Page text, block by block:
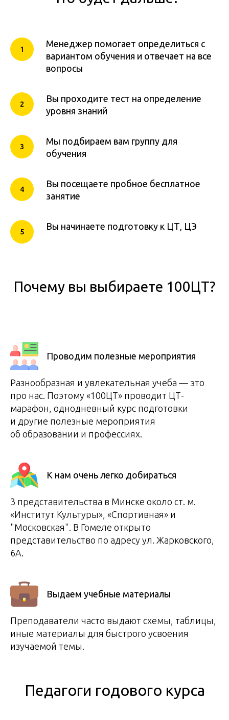
Менеджер помогает определиться с
вариантом обучения и отвечает на все
вопросы
Вы проходите тест на определение
уровня знаний
Мы подбираем вам группу для
обучения
Вы посещаете пробное бесплатное
занятие
Вы начинаете подготовку к ЦТ, ЦЭ
Почему вы выбираете 100ЦТ?
Проводим полезные мероприятия
Разнообразная и увлекательная учеба — это
про нас. Поэтому «100ЦТ» проводит ЦТ-
марафон, однодневный курс подготовки
и другие полезные мероприятия
об образовании и профессиях.
К нам очень легко добираться
3 представительства в Минске около ст. м.
«Институт Культуры», «Спортивная» и
"Московская". В Гомеле открыто
представительство по адресу ул. Жарковского,
6А.
Выдаем учебные материалы
Преподаватели часто выдают схемы, таблицы,
иные материалы для быстрого усвоения
изучаемой темы.
Педагоги годового курса